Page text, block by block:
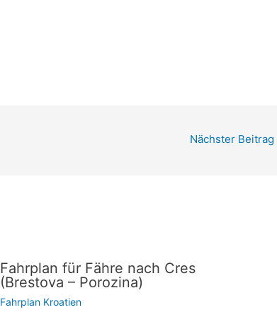
Nächster Beitrag
Fahrplan für Fähre nach Cres
(Brestova – Porozina)
Fahrplan Kroatien